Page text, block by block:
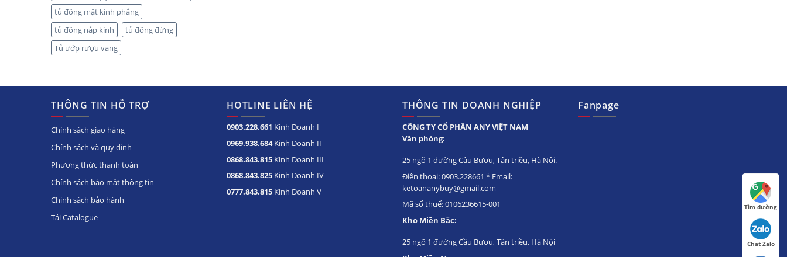
tủ đông mặt kính phẳng
tủ đông nắp kính
tủ đông đứng
Tủ ướp rượu vang
THÔNG TIN HỖ TRỢ
Chính sách giao hàng
Chính sách và quy định
Phương thức thanh toán
Chính sách bảo mật thông tin
Chinh sách bảo hành
Tải Catalogue
HOTLINE LIÊN HỆ
0903.228.661 Kinh Doanh I
0969.938.684Kinh Doanh II
0868.843.815 Kinh Doanh III
0868.843.825 Kinh Doanh IV
0777.843.815 Kinh Doanh V
THÔNG TIN DOANH NGHIỆP
CÔNG TY CỔ PHẦN ANY VIỆT NAM
Văn phòng:
25 ngõ 1 đường Cầu Bươu, Tân triều, Hà Nội.
Điện thoại: 0903.228661 * Email:
ketoananybuy@gmail.com
Mã số thuế: 0106236615-001
Kho Miền Bắc:
25 ngõ 1 đường Cầu Bươu, Tân triều, Hà Nội
Fanpage
Tìm đường
Chat Zalo